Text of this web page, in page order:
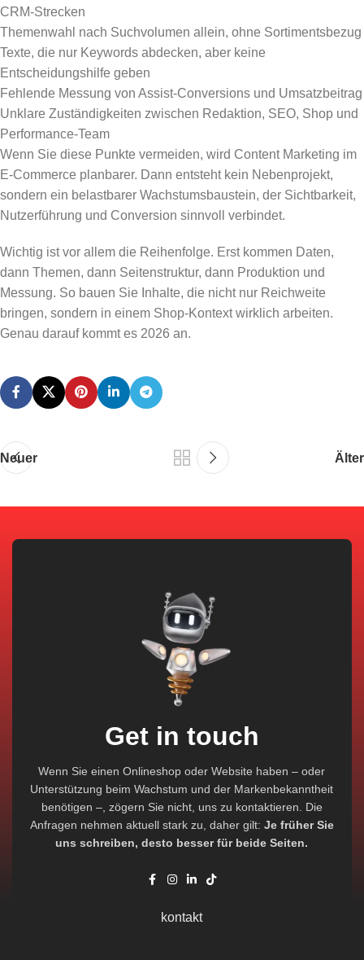
CRM-Strecken
Themenwahl nach Suchvolumen allein, ohne Sortimentsbezug
Texte, die nur Keywords abdecken, aber keine
Entscheidungshilfe geben
Fehlende Messung von Assist-Conversions und Umsatzbeitrag
Unklare Zuständigkeiten zwischen Redaktion, SEO, Shop und
Performance-Team
Wenn Sie diese Punkte vermeiden, wird Content Marketing im
E-Commerce planbarer. Dann entsteht kein Nebenprojekt,
sondern ein belastbarer Wachstumsbaustein, der Sichtbarkeit,
Nutzerführung und Conversion sinnvoll verbindet.
Wichtig ist vor allem die Reihenfolge. Erst kommen Daten,
dann Themen, dann Seitenstruktur, dann Produktion und
Messung. So bauen Sie Inhalte, die nicht nur Reichweite
bringen, sondern in einem Shop-Kontext wirklich arbeiten.
Genau darauf kommt es 2026 an.
Neuer Älter
Get in touch
Wenn Sie einen Onlineshop oder Website haben – oder
Unterstützung beim Wachstum und der Markenbekanntheit
benötigen –, zögern Sie nicht, uns zu kontaktieren. Die
Anfragen nehmen aktuell stark zu, daher gilt: Je früher Sie
uns schreiben, desto besser für beide Seiten.
kontakt